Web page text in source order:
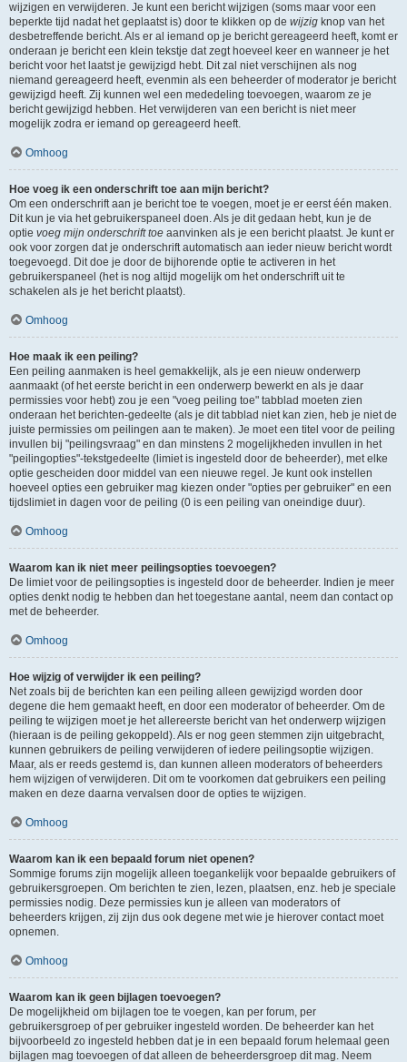
wijzigen en verwijderen. Je kunt een bericht wijzigen (soms maar voor een
beperkte tijd nadat het geplaatst is) door te klikken op de wijzig knop van het
desbetreffende bericht. Als er al iemand op je bericht gereageerd heeft, komt er
onderaan je bericht een klein tekstje dat zegt hoeveel keer en wanneer je het
bericht voor het laatst je gewijzigd hebt. Dit zal niet verschijnen als nog
niemand gereageerd heeft, evenmin als een beheerder of moderator je bericht
gewijzigd heeft. Zij kunnen wel een mededeling toevoegen, waarom ze je
bericht gewijzigd hebben. Het verwijderen van een bericht is niet meer
mogelijk zodra er iemand op gereageerd heeft.
Omhoog
Hoe voeg ik een onderschrift toe aan mijn bericht?
Om een onderschrift aan je bericht toe te voegen, moet je er eerst één maken.
Dit kun je via het gebruikerspaneel doen. Als je dit gedaan hebt, kun je de
optie voeg mijn onderschrift toe aanvinken als je een bericht plaatst. Je kunt er
ook voor zorgen dat je onderschrift automatisch aan ieder nieuw bericht wordt
toegevoegd. Dit doe je door de bijhorende optie te activeren in het
gebruikerspaneel (het is nog altijd mogelijk om het onderschrift uit te
schakelen als je het bericht plaatst).
Omhoog
Hoe maak ik een peiling?
Een peiling aanmaken is heel gemakkelijk, als je een nieuw onderwerp
aanmaakt (of het eerste bericht in een onderwerp bewerkt en als je daar
permissies voor hebt) zou je een "voeg peiling toe" tabblad moeten zien
onderaan het berichten-gedeelte (als je dit tabblad niet kan zien, heb je niet de
juiste permissies om peilingen aan te maken). Je moet een titel voor de peiling
invullen bij "peilingsvraag" en dan minstens 2 mogelijkheden invullen in het
"peilingopties"-tekstgedeelte (limiet is ingesteld door de beheerder), met elke
optie gescheiden door middel van een nieuwe regel. Je kunt ook instellen
hoeveel opties een gebruiker mag kiezen onder "opties per gebruiker" en een
tijdslimiet in dagen voor de peiling (0 is een peiling van oneindige duur).
Omhoog
Waarom kan ik niet meer peilingsopties toevoegen?
De limiet voor de peilingsopties is ingesteld door de beheerder. Indien je meer
opties denkt nodig te hebben dan het toegestane aantal, neem dan contact op
met de beheerder.
Omhoog
Hoe wijzig of verwijder ik een peiling?
Net zoals bij de berichten kan een peiling alleen gewijzigd worden door
degene die hem gemaakt heeft, en door een moderator of beheerder. Om de
peiling te wijzigen moet je het allereerste bericht van het onderwerp wijzigen
(hieraan is de peiling gekoppeld). Als er nog geen stemmen zijn uitgebracht,
kunnen gebruikers de peiling verwijderen of iedere peilingsoptie wijzigen.
Maar, als er reeds gestemd is, dan kunnen alleen moderators of beheerders
hem wijzigen of verwijderen. Dit om te voorkomen dat gebruikers een peiling
maken en deze daarna vervalsen door de opties te wijzigen.
Omhoog
Waarom kan ik een bepaald forum niet openen?
Sommige forums zijn mogelijk alleen toegankelijk voor bepaalde gebruikers of
gebruikersgroepen. Om berichten te zien, lezen, plaatsen, enz. heb je speciale
permissies nodig. Deze permissies kun je alleen van moderators of
beheerders krijgen, zij zijn dus ook degene met wie je hierover contact moet
opnemen.
Omhoog
Waarom kan ik geen bijlagen toevoegen?
De mogelijkheid om bijlagen toe te voegen, kan per forum, per
gebruikersgroep of per gebruiker ingesteld worden. De beheerder kan het
bijvoorbeeld zo ingesteld hebben dat je in een bepaald forum helemaal geen
bijlagen mag toevoegen of dat alleen de beheerdersgroep dit mag. Neem